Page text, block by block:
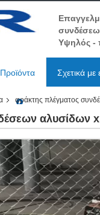
Υψηλός -
Προϊόντα Σχετικά με
φράκτης πλέγματος
αλυσίδων